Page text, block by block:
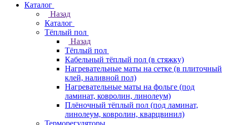
Каталог
Назад
Каталог
Тёплый пол
Назад
Тёплый пол
Кабельный тёплый пол (в стяжку)
Нагревательные маты на сетке (в плиточный
клей, наливной пол)
Нагревательные маты на фольге (под
ламинат, ковролин, линолеум)
Плёночный тёплый пол (под ламинат,
линолеум, ковролин, кварцвинил)
Терморегуляторы